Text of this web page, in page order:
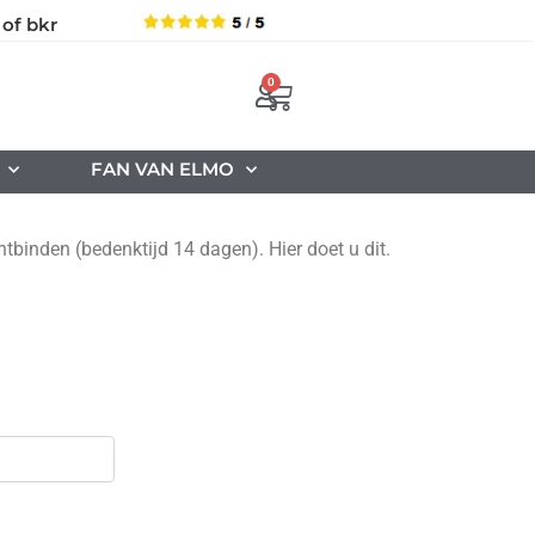
of bkr
0
FAN VAN ELMO
(bedenktijd 14 dagen). Hier doet u dit.